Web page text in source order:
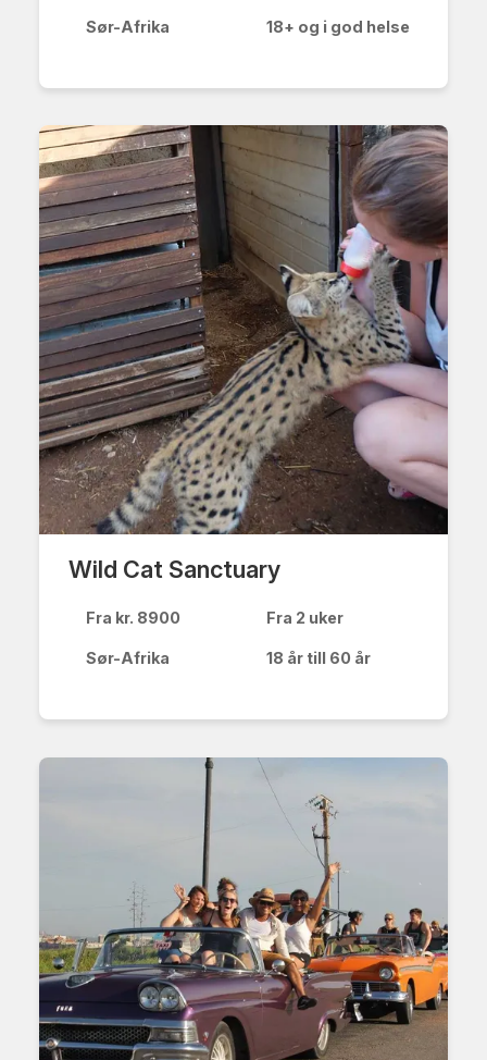
Sør-Afrika 18+ og i god helse
Wild Cat Sanctuary
Fra kr. 8900 Fra 2 uker
Sør-Afrika 18 år till 60 år